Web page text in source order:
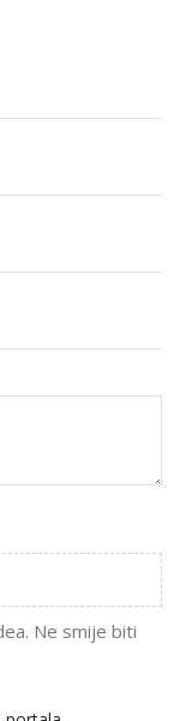
Ne smije biti